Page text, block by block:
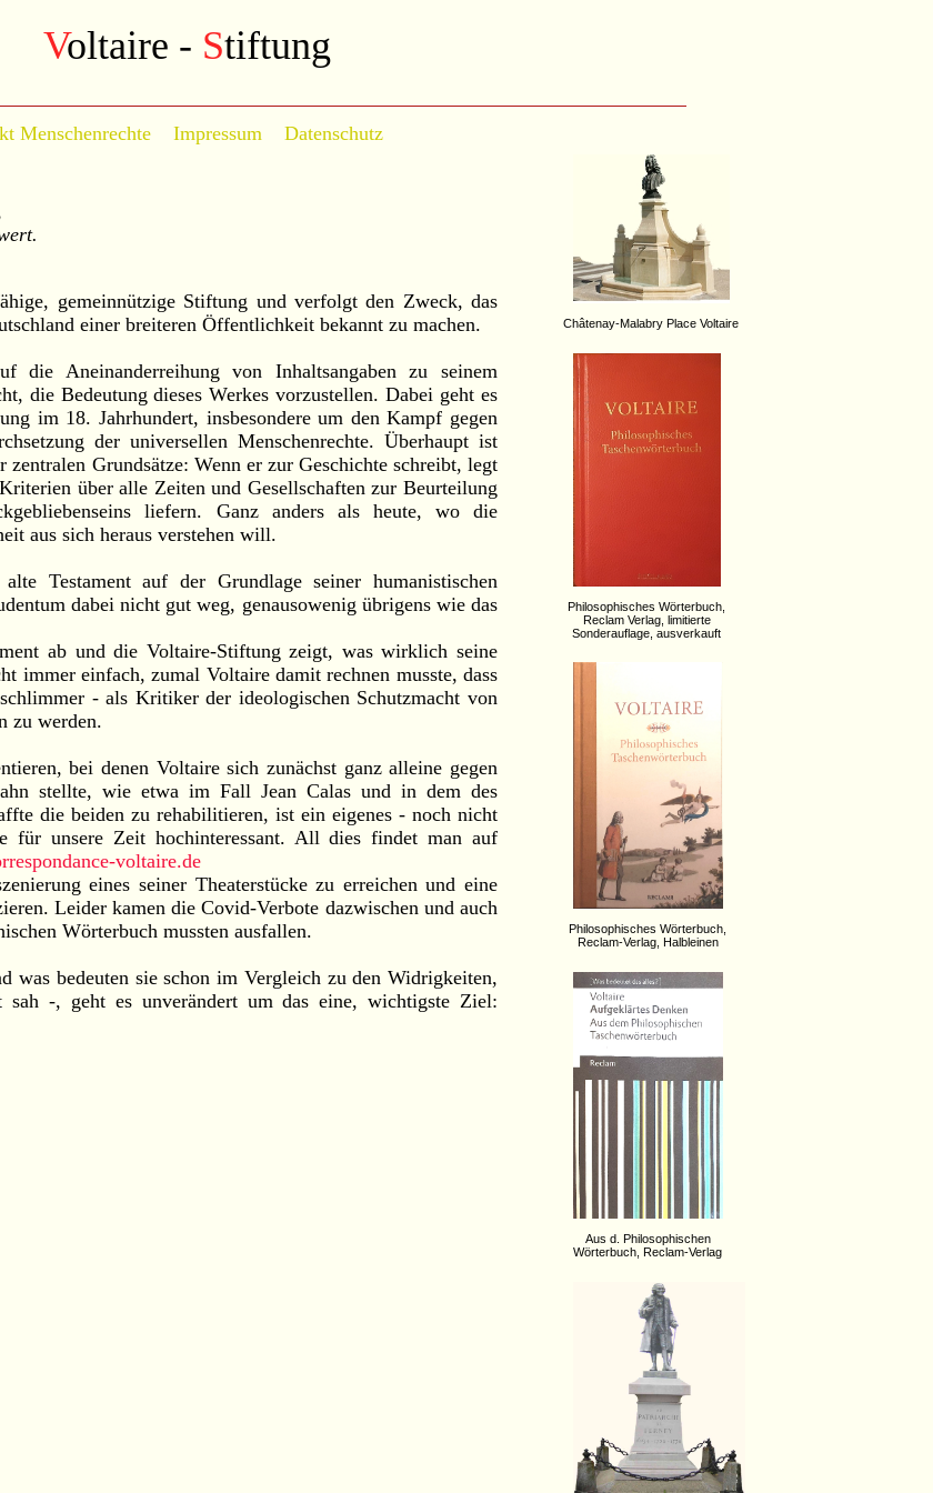
Voltaire - Stiftung
Menschenrechte Impressum Datenschutz
Châtenay-Malabry Place Voltaire
Philosophisches Wörterbuch,
Reclam Verlag, limitierte
Sonderauflage, ausverkauft
Philosophisches Wörterbuch,
Reclam-Verlag, Halbleinen
Aus d. Philosophischen
Wörterbuch, Reclam-Verlag
gemeinnützige Stiftung und verfolgt den Zweck, das
einer breiteren Öffentlichkeit bekannt zu machen.
die Aneinanderreihung von Inhaltsangaben zu seinem
die Bedeutung dieses Werkes vorzustellen. Dabei geht es
im 18. Jahrhundert, insbesondere um den Kampf gegen
der universellen Menschenrechte. Überhaupt ist
Grundsätze: Wenn er zur Geschichte schreibt, legt
über alle Zeiten und Gesellschaften zur Beurteilung
liefern. Ganz anders als heute, wo die
aus sich heraus verstehen will.
Testament auf der Grundlage seiner humanistischen
dabei nicht gut weg, genausowenig übrigens wie das
ab und die Voltaire-Stiftung zeigt, was wirklich seine
immer einfach, zumal Voltaire damit rechnen musste, dass
- als Kritiker der ideologischen Schutzmacht von
zu werden.
bei denen Voltaire sich zunächst ganz alleine gegen
stellte, wie etwa im Fall Jean Calas und in dem des
die beiden zu rehabilitieren, ist ein eigenes - noch nicht
für unsere Zeit hochinteressant. All dies findet man auf
voltaire.de
eines seiner Theaterstücke zu erreichen und eine
Leider kamen die Covid-Verbote dazwischen und auch
Wörterbuch mussten ausfallen.
was bedeuten sie schon im Vergleich zu den Widrigkeiten,
-, geht es unverändert um das eine, wichtigste Ziel: